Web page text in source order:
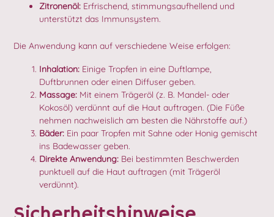
Zitronenöl: Erfrischend, stimmungsaufhellend und
unterstützt das Immunsystem.
Die Anwendung kann auf verschiedene Weise erfolgen:
Inhalation: Einige Tropfen in eine Duftlampe,
Duftbrunnen oder einen Diffuser geben.
Massage: Mit einem Trägeröl (z. B. Mandel- oder
Kokosöl) verdünnt auf die Haut auftragen. (Die Füße
nehmen nachweislich am besten die Nährstoffe auf.)
Bäder: Ein paar Tropfen mit Sahne oder Honig gemischt
ins Badewasser geben.
Direkte Anwendung: Bei bestimmten Beschwerden
punktuell auf die Haut auftragen (mit Trägeröl
verdünnt).